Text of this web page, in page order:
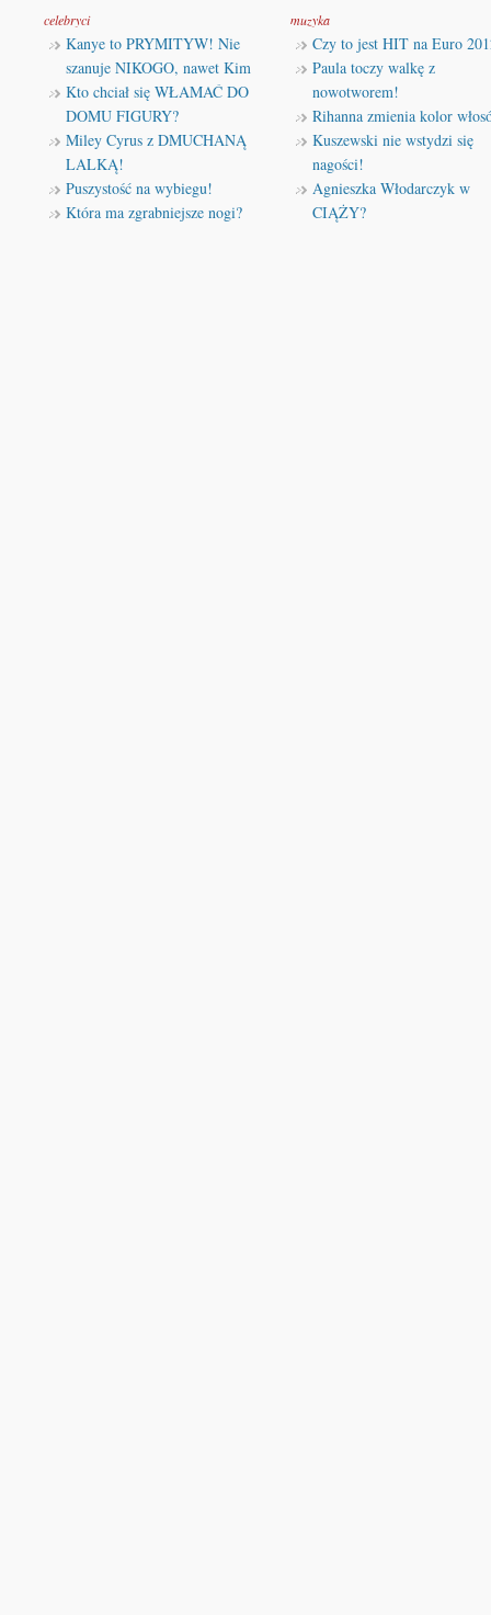
celebryci
Kanye to PRYMITYW! Nie
szanuje NIKOGO, nawet Kim
Kto chciał się WŁAMAĆ DO
DOMU FIGURY?
Miley Cyrus z DMUCHANĄ
LALKĄ!
Puszystość na wybiegu!
Która ma zgrabniejsze nogi?
muzyka
Czy to jest HIT na Euro
Paula toczy walkę z
nowotworem!
Rihanna zmienia kolor
Kuszewski nie wstydzi się
nagości!
Agnieszka Włodarczyk w
CIĄŻY?